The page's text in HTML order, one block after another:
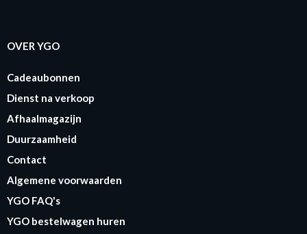
OVER YGO
Cadeaubonnen
Dienst na verkoop
Afhaalmagazijn
Duurzaamheid
Contact
Algemene voorwaarden
YGO FAQ's
YGO bestelwagen huren